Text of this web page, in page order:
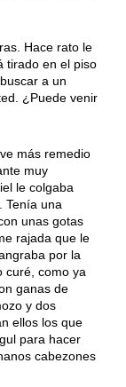
Hace rato le
tirado en el piso
a un
¿Puede venir
más remedio
muy
le colgaba
Tenía una
unas gotas
rajada que le
por la
curé, como ya
ganas de
y dos
ellos los que
para hacer
cabezones